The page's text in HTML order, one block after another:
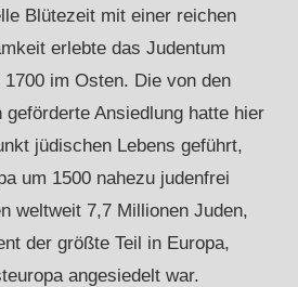
Blütezeit mit einer reichen
erlebte das Judentum
im Osten. Die von den
geförderte Ansiedlung hatte hier
jüdischen Lebens geführt,
um 1500 nahezu judenfrei
weltweit 7,7 Millionen Juden,
der größte Teil in Europa,
angesiedelt war.